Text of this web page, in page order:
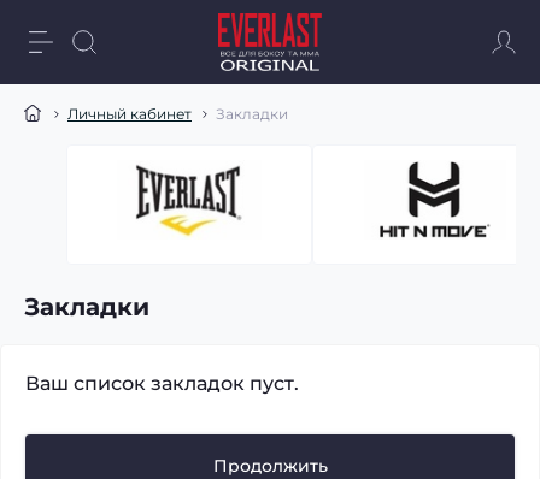
Личный кабинет Закладки
Закладки
Ваш список закладок пуст.
Продолжить